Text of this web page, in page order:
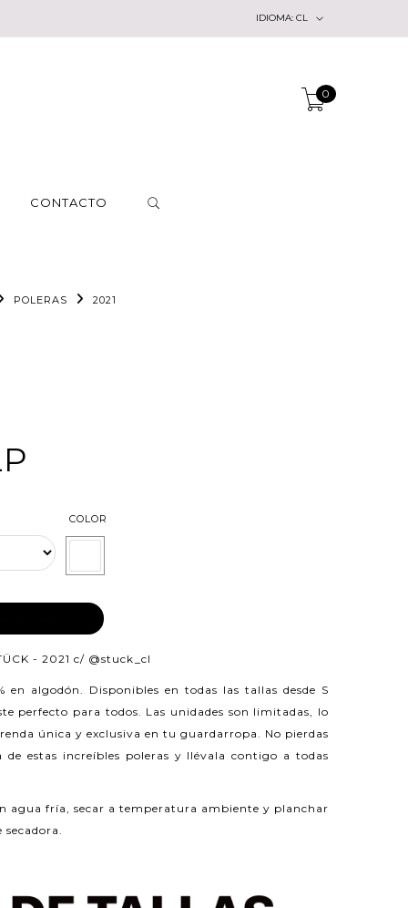
IDIOMA: CL
0
CONTACTO
POLERAS 2021
COLOR
- 2021 c/ @stuck_cl
en algodón. Disponibles en todas las tallas desde S
perfecto para todos. Las unidades son limitadas, lo
única y exclusiva en tu guardarropa. No pierdas
estas increíbles poleras y llévala contigo a todas
agua fría, secar a temperatura ambiente y planchar